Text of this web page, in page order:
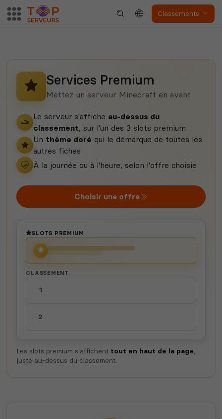
Classements
Myth of Empires Enshrouded
jeux disponibles
Services Premium
Mettez un serveur Minecraft en avant
Le serveur s'affiche au-dessus du
classement, sur l'un des 3 slots premium
Un thème doré qui le démarque de toutes les
autres fiches
À la journée ou à l'heure, selon l'offre choisie
Choisir une offre
SLOTS PREMIUM
CLASSEMENT
1
2
Les slots premium s'affichent tout en haut de la page,
juste au-dessus du classement.